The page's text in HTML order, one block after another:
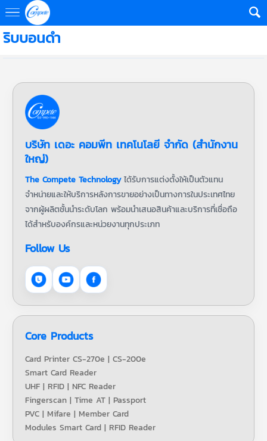
ริบบอนดำ
บริษัท เดอะ คอมพีท เทคโนโลยี จำกัด (สำนักงาน
ใหญ่)
The Compete Technologyได้รับการแต่งตั้งให้เป็นตัวแทน
จำหน่ายและให้บริการหลังการขายอย่างเป็นทางการในประเทศไทย
จากผู้ผลิตชั้นนำระดับโลก พร้อมนำเสนอสินค้าและบริการที่เชื่อถือ
ได้สำหรับองค์กรและหน่วยงานทุกประเภท
Follow Us
Core Products
Card Printer CS-270e | CS-200e
Smart Card Reader
UHF | RFID | NFC Reader
Fingerscan | Time AT | Passport
PVC | Mifare | Member Card
Modules Smart Card | RFID Reader